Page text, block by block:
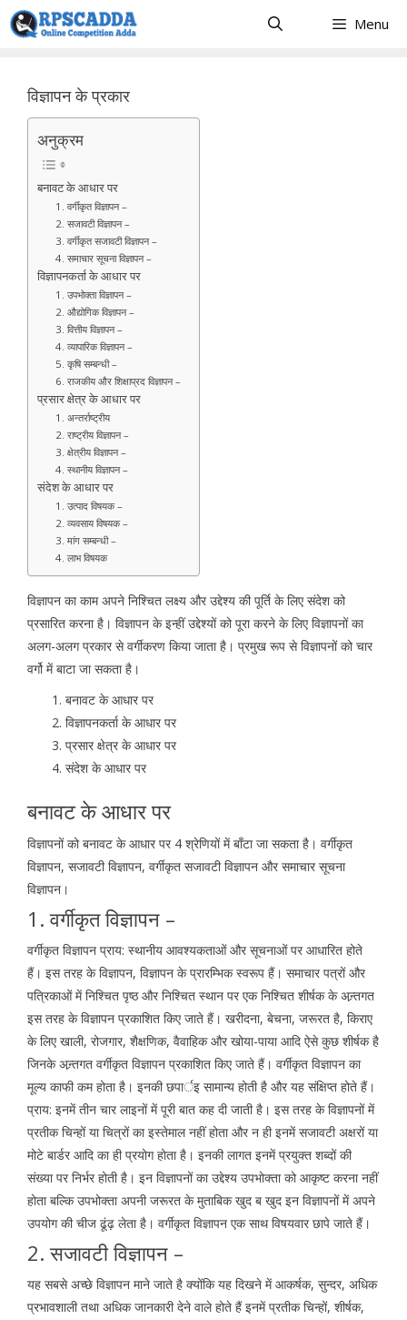
Skip
to
Menu
विज्ञापन के प्रकार
अनुक्रम
बनावट के आधार पर
1. वर्गीकृत विज्ञापन –
2. सजावटी विज्ञापन –
3. वर्गीकृत सजावटी विज्ञापन –
4. समाचार सूचना विज्ञापन –
विज्ञापनकर्ता के आधार पर
1. उपभोक्ता विज्ञापन –
2. औद्योगिक विज्ञापन –
3. वित्तीय विज्ञापन –
4. व्यापारिक विज्ञापन –
5. कृषि सम्बन्धी –
6. राजकीय और शिक्षाप्रद विज्ञापन –
प्रसार क्षेत्र के आधार पर
1. अन्तर्राष्ट्रीय
2. राष्ट्रीय विज्ञापन –
3. क्षेत्रीय विज्ञापन –
4. स्थानीय विज्ञापन –
संदेश के आधार पर
1. उत्पाद विषयक –
2. व्यवसाय विषयक –
3. मांग सम्बन्धी –
4. लाभ विषयक
विज्ञापन का काम अपने निश्चित लक्ष्य और उद्देश्य की पूर्ति के लिए संदेश को
प्रसारित करना है। विज्ञापन के इन्हीं उद्देश्यों को पूरा करने के लिए विज्ञापनों का
अलग-अलग प्रकार से वर्गीकरण किया जाता है। प्रमुख रूप से विज्ञापनों को चार
वर्गो में बाटा जा सकता है।
बनावट के आधार पर
विज्ञापनकर्ता के आधार पर
प्रसार क्षेत्र के आधार पर
संदेश के आधार पर
बनावट के आधार पर
विज्ञापनों को बनावट के आधार पर 4 श्रेणियों में बाँटा जा सकता है। वर्गीकृत
विज्ञापन, सजावटी विज्ञापन, वर्गीकृत सजावटी विज्ञापन और समाचार सूचना
विज्ञापन।
1. वर्गीकृत विज्ञापन –
वर्गीकृत विज्ञापन प्राय: स्थानीय आवश्यकताओं और सूचनाओं पर आधारित होते
हैं। इस तरह के विज्ञापन, विज्ञापन के प्रारम्भिक स्वरूप हैं। समाचार पत्रों और
पत्रिकाओं में निश्चित पृष्ठ और निश्चित स्थान पर एक निश्चित शीर्षक के अन्र्तगत
इस तरह के विज्ञापन प्रकाशित किए जाते हैं। खरीदना, बेचना, जरूरत है, किराए
के लिए खाली, रोजगार, शैक्षणिक, वैवाहिक और खोया-पाया आदि ऐसे कुछ शीर्षक है
जिनके अन्र्तगत वर्गीकृत विज्ञापन प्रकाशित किए जाते हैं। वर्गीकृत विज्ञापन का
मूल्य काफी कम होता है। इनकी छपार्इ सामान्य होती है और यह संक्षिप्त होते हैं।
प्राय: इनमें तीन चार लाइनों में पूरी बात कह दी जाती है। इस तरह के विज्ञापनों में
प्रतीक चिन्हों या चित्रों का इस्तेमाल नहीं होता और न ही इनमें सजावटी अक्षरों या
मोटे बार्डर आदि का ही प्रयोग होता है। इनकी लागत इनमें प्रयुक्त शब्दों की
संख्या पर निर्भर होती है। इन विज्ञापनों का उद्देश्य उपभोक्ता को आकृष्ट करना नहीं
होता बल्कि उपभोक्ता अपनी जरूरत के मुताबिक खुद ब खुद इन विज्ञापनों में अपने
उपयोग की चीज ढूंढ़ लेता है। वर्गीकृत विज्ञापन एक साथ विषयवार छापे जाते हैं।
2. सजावटी विज्ञापन –
यह सबसे अच्छे विज्ञापन माने जाते है क्योंकि यह दिखने में आकर्षक, सुन्दर, अधिक
प्रभावशाली तथा अधिक जानकारी देने वाले होते हैं इनमें प्रतीक चिन्हों, शीर्षक,